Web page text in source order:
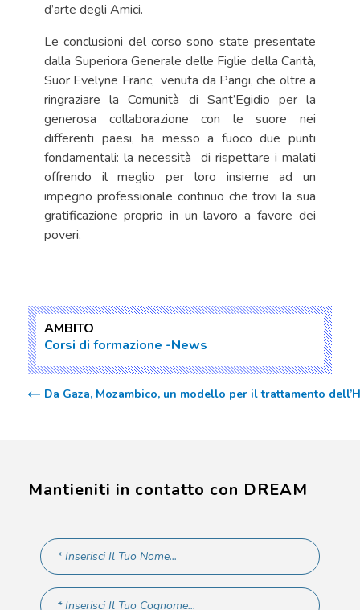
d’arte degli Amici.
Le conclusioni del corso sono state presentate
dalla Superiora Generale delle Figlie della Carità,
Suor Evelyne Franc, venuta da Parigi, che oltre a
ringraziare la Comunità di Sant’Egidio per la
generosa collaborazione con le suore nei
differenti paesi, ha messo a fuoco due punti
fondamentali: la necessità di rispettare i malati
offrendo il meglio per loro insieme ad un
impegno professionale continuo che trovi la sua
gratificazione proprio in un lavoro a favore dei
poveri.
AMBITO
Corsi di formazione News
Da Gaza, Mozambico, un modello per il trattamento
Mantieniti in contatto con DREAM